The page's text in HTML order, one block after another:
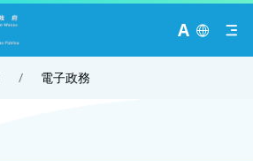
A
/ 電子政務